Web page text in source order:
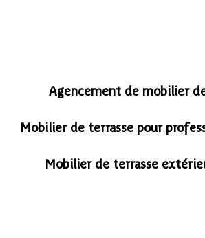
Agencement de mobilier
Mobilier de terrasse pour
Mobilier de terrasse